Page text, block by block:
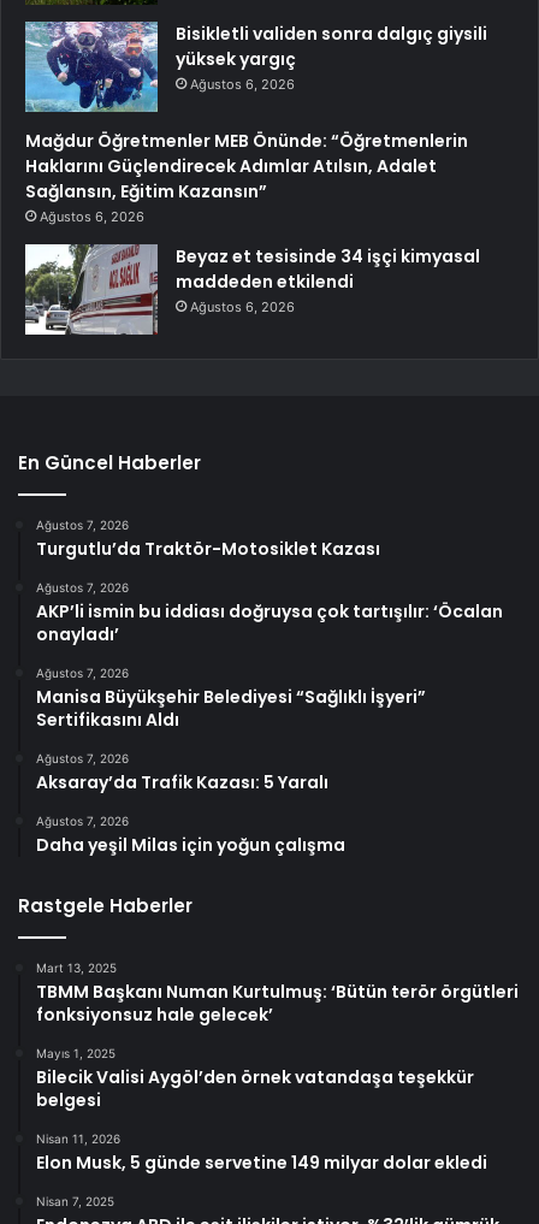
Bisikletli validen sonra dalgıç giysili
yüksek yargıç
Ağustos 6, 2026
Mağdur Öğretmenler MEB Önünde: “Öğretmenlerin
Haklarını Güçlendirecek Adımlar Atılsın, Adalet
Sağlansın, Eğitim Kazansın”
Ağustos 6, 2026
Beyaz et tesisinde 34 işçi kimyasal
maddeden etkilendi
Ağustos 6, 2026
En Güncel Haberler
Ağustos 7, 2026
Turgutlu’da Traktör-Motosiklet Kazası
Ağustos 7, 2026
AKP’li ismin bu iddiası doğruysa çok tartışılır: ‘Öcalan
onayladı’
Ağustos 7, 2026
Manisa Büyükşehir Belediyesi “Sağlıklı İşyeri”
Sertifikasını Aldı
Ağustos 7, 2026
Aksaray’da Trafik Kazası: 5 Yaralı
Ağustos 7, 2026
Daha yeşil Milas için yoğun çalışma
Rastgele Haberler
Mart 13, 2025
TBMM Başkanı Numan Kurtulmuş: ‘Bütün terör örgütleri
fonksiyonsuz hale gelecek’
Mayıs 1, 2025
Bilecik Valisi Aygöl’den örnek vatandaşa teşekkür
belgesi
Nisan 11, 2026
Elon Musk, 5 günde servetine 149 milyar dolar ekledi
Nisan 7, 2025